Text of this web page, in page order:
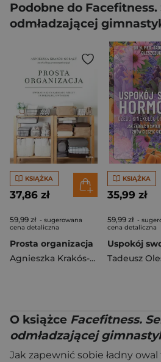
Podobne do Facefitness.
odmładzającej
KSIĄŻKA
37,86 zł
59,99 zł - sugerowana
cena detaliczna
Prosta organizacja
Agnieszka Krakós-Gorący
KSIĄŻKA
35,99 zł
59,99 zł -
cena detaliczna
Tadeusz
O książce Facefitness.
odmładzającej
Jak zapewnić sobie ładny